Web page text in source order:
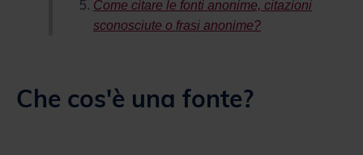
Come citare le fonti anonime, citazioni
sconosciute o frasi anonime?
Che cos'è una fonte?